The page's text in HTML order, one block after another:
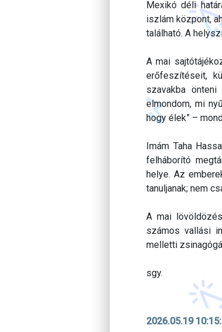
Mexikó déli
iszlám központ,
található. A
A mai
erőfeszítéseit,
szavakba
elmondom, mi
hogy élek” –
Imám Taha
felháborító
helye. Az
tanuljanak; nem
A mai
számos vallási
melletti
sgy.
2026.05.19